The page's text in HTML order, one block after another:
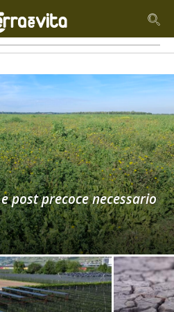
post precoce necessario